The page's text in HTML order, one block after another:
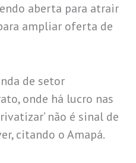
aberta para atrair
ampliar oferta de
de setor
onde há lucro nas
não é sinal de
citando o Amapá.